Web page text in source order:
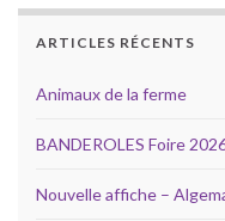
ARTICLES RÉCENTS
Animaux de la ferme
BANDEROLES Foire
Nouvelle affiche –